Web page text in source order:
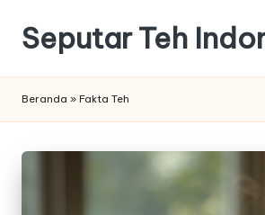
Skip
content
Seputar Teh
Teh
Beranda » Fakta Teh